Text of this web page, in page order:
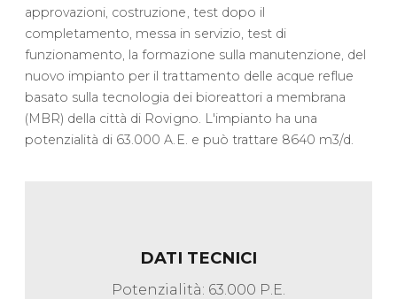
approvazioni, costruzione, test dopo il
completamento, messa in servizio, test di
funzionamento, la formazione sulla manutenzione, del
nuovo impianto per il trattamento delle acque reflue
basato sulla tecnologia dei bioreattori a membrana
(MBR) della città di Rovigno. L'impianto ha una
potenzialità di 63.000 A.E. e può trattare 8640 m3/d.
DATI TECNICI
Potenzialità: 63.000 P.E.